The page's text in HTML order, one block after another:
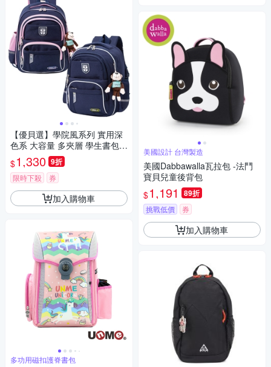
【優貝選】學院風系列 實用深
色系 大容量 多夾層 學生書包 1
-4年級適用
$1,330 9折
限時下殺 券
加入購物車
多功用磁扣護脊書包
美國設計 台灣製造
美國Dabbawalla瓦拉包 -法鬥
寶貝兒童後背包
$1,191 89折
挑戰低價 券
加入購物車